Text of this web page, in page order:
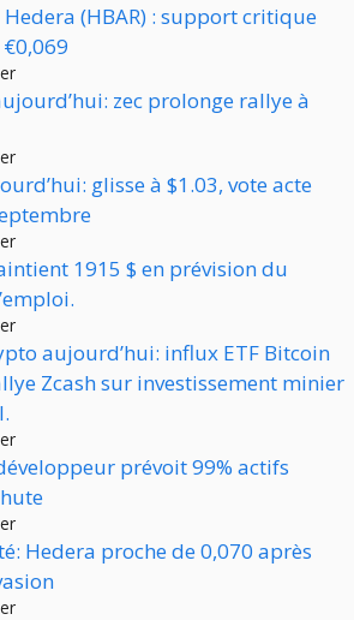
(HBAR) : support critique
zec prolonge rallye à
glisse à $1.03, vote acte
1915 $ en prévision du
aujourd’hui: influx ETF Bitcoin
Zcash sur investissement minier
prévoit 99% actifs
Hedera proche de 0,070 après